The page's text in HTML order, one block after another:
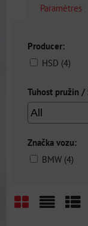
Paramètres
Producer:
HSD (4)
Tuhost pružin /
Značka vozu:
BMW (4)